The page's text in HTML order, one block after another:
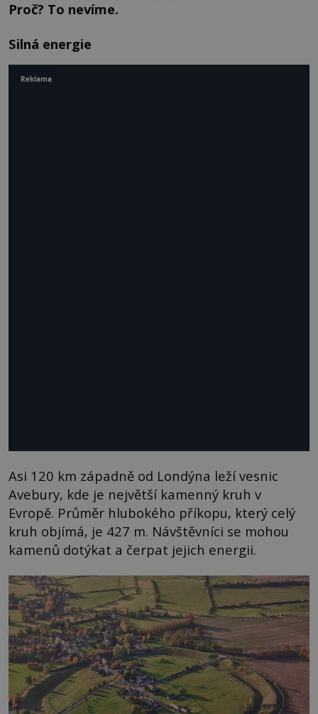
Proč? To nevíme.
Silná energie
Asi 120 km západně od Londýna leží vesnic
Avebury, kde je největší kamenný kruh v
Evropě. Průměr hlubokého příkopu, který celý
kruh objímá, je 427 m. Návštěvníci se mohou
kamenů dotýkat a čerpat jejich energii.
Reklama